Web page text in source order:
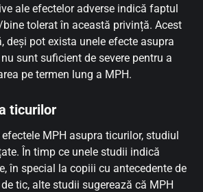
ale efectelor adverse indică faptul
tolerat în această privință. Acest
deși pot exista unele efecte asupra
sunt suficient de severe pentru a
pe termen lung a MPH.
ticurilor
MPH asupra ticurilor, studiul
În timp ce unele studii indică
în special la copiii cu antecedente de
tic, alte studii sugerează că MPH